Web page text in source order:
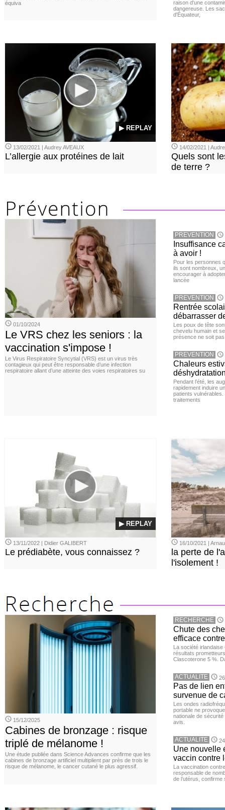
équiva
raison d'une
dangereuse. Les
d'Équateur,
▶ REPLAY
13/02/2021 | Audrey AVEAUX
L’allergie aux protéines de lait
14/02/2021 |
Quels sont
de terre ?
01/10/2024
Le VRS chez les seniors : la
vaccination s'impose !
Le Virus Respiratoire Syncytial (VRS) est un virus très
contagieux qui peut être responsable d’une infection
respiratoire allant d’une atteinte des voies respiratoires su
PREVENTION
Insuffisance
à avoir !
Pour les personnes
ils sont nombreux,
encourager à
lancée
PREVENTION
Rentrée
débarrasser
Les poux de tête
chevelu humain et
présence ne soit
PREVENTION
Chaleurs
Pendant l’été, les
rapidement induire
patients
traitements
▶ REPLAY
13/11/2022 | Didier GALIBERT
Le prédiabète, vous connaissez ?
16/10/2021 |
la perte de
l'isolement !
15/12/2025
Cabines de bronzage : risque
triplé de mélanome !
Une étude publiée dans Science Advances confirme que les
cabines de bronzage artificiel multiplient par près de trois le
risque de mélanome, le cancer cutané le plus agressif.
RECHERCHE
Chute des
efficace
La société
résultats
Clascoterone 5 %.
ACTUALITE
Pas de lien
survenue de
Les ondes
portable ne
nationale de
avis.
ACTUALITE
Une nouvelle
vaccin contre
La vaccination
responsable de
de l’utérus,